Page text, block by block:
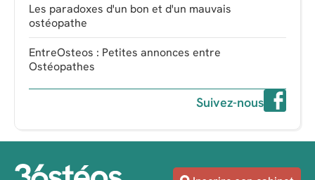
Les paradoxes d'un bon et d'un mauvais
ostéopathe
EntreOsteos : Petites annonces entre
Ostéopathes
Suivez-nous